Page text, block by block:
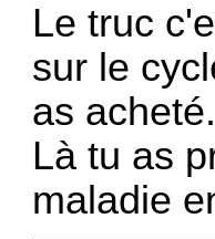
Le truc
sur le
as
Là tu as
maladie